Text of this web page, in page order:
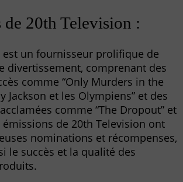
de 20th Television :
est un fournisseur prolifique de
divertissement, comprenant des
comme “Only Murders in the
Jackson et les Olympiens” et des
comme “The Dropout” et
émissions de 20th Television ont
nominations et récompenses,
le succès et la qualité des